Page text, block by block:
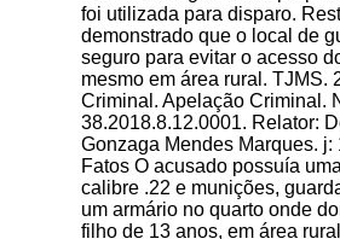
foi utilizada para disparo.
demonstrado que o local de
seguro para evitar o acesso
mesmo em área rural. TJMS.
Criminal. Apelação Criminal.
38.2018.8.12.0001. Relator:
Gonzaga Mendes Marques. j:
Fatos O acusado possuía
calibre .22 e munições,
um armário no quarto onde
filho de 13 anos, em área